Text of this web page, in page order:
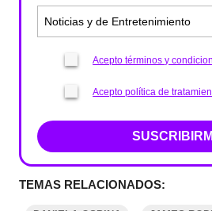
Acepto términos y
Acepto política de
TEMAS RELACIONADOS: